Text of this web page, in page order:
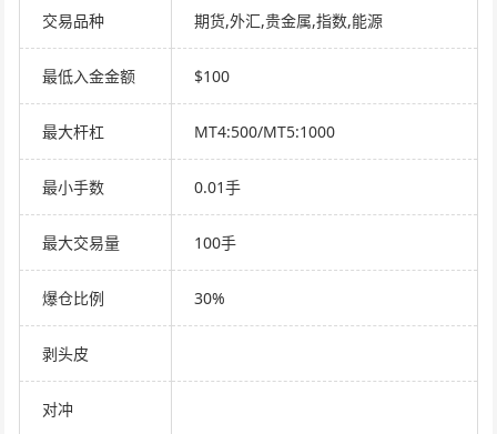
交易品种 期货,外汇,贵金属,指数,能源
最低入金金额 $100
最大杆杠 MT4:500/MT5:1000
最小手数 0.01手
最大交易量 100手
爆仓比例 30%
剥头皮
对冲